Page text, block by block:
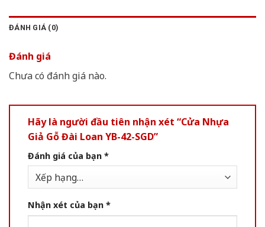
ĐÁNH GIÁ (0)
Đánh giá
Chưa có đánh giá nào.
Hãy là người đầu tiên nhận xét “Cửa Nhựa
Giả Gỗ Đài Loan YB-42-SGD”
Đánh giá của bạn *
Nhận xét của bạn *